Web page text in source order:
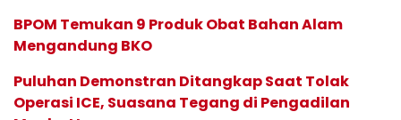
BPOM Temukan 9 Produk Obat Bahan Alam
Mengandung BKO
Puluhan Demonstran Ditangkap Saat Tolak
Operasi ICE, Suasana Tegang di Pengadilan